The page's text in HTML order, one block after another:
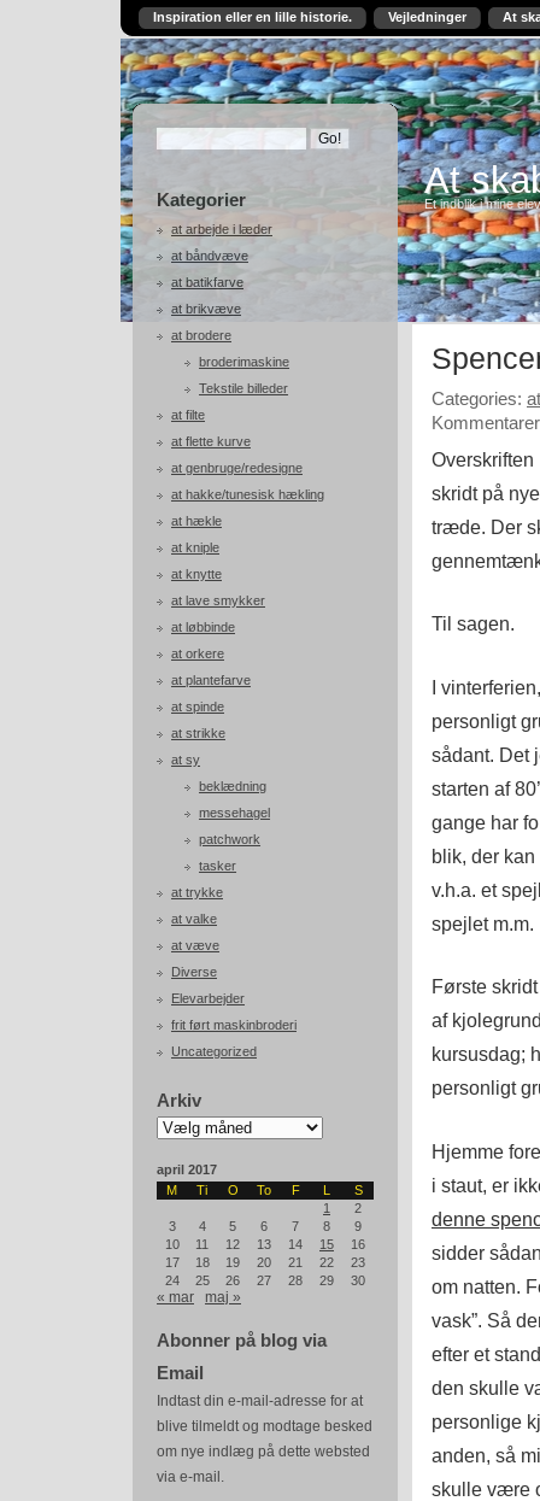
Inspiration eller en lille historie. Vejledninger At
Kategorier
at arbejde i læder
at båndvæve
at batikfarve
at brikvæve
at brodere
broderimaskine
Tekstile billeder
at filte
at flette kurve
at genbruge/redesigne
at hakke/tunesisk hækling
at hækle
at kniple
at knytte
at lave smykker
at løbbinde
at orkere
at plantefarve
at spinde
at strikke
at sy
beklædning
messehagel
patchwork
tasker
at trykke
at valke
at væve
Diverse
Elevarbejder
frit ført maskinbroderi
Uncategorized
Arkiv
Arkiv
april 2017
M
Ti O To F L
S
1
2
3
4 5 6 7 8
9
10
11 12 13 14 15
16
17
18 19 20 21 22
23
24
25 26 27 28 29 30
« mar maj »
Abonner på blog via
Email
Indtast din e-mail-adresse for at
blive tilmeldt og modtage besked
om nye indlæg på dette websted
via e-mail.
At
Et indblik i mine
Categories:
skridt på
træde. Der
Til sagen.
I
personligt
sådant. Det
starten af
gange har
blik, der
v.h.a. et
spejlet m.m.
Første
af
kursusdag;
personligt
Hjemme
i staut, er
denne
sidder
om natten.
vask”. Så
efter et
den skulle
personlige
anden, så
skulle være